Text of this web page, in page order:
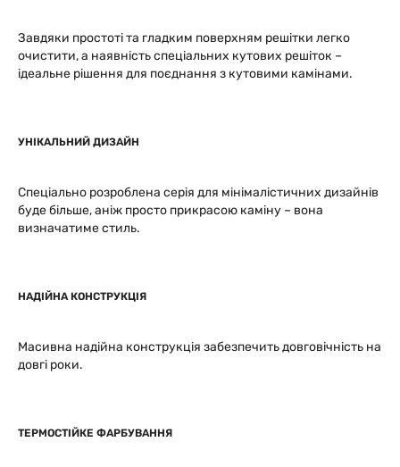
Завдяки простоті та гладким поверхням решітки легко
очистити, а наявність спеціальних кутових решіток –
ідеальне рішення для поєднання з кутовими камінами.
УНІКАЛЬНИЙ ДИЗАЙН
Спеціально розроблена серія для мінімалістичних дизайнів
буде більше, аніж просто прикрасою каміну – вона
визначатиме стиль.
НАДІЙНА КОНСТРУКЦІЯ
Масивна надійна конструкція забезпечить довговічність на
довгі роки.
ТЕРМОСТІЙКЕ ФАРБУВАННЯ